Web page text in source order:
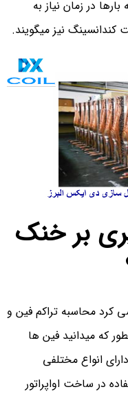
در زمان نیاز به
کندانسینگ نیز میگویند.
بر خنک
کرد محاسبه تراکم فین و
که میدانید فین ها
انواع مختلفی
در ساخت اواپراتور